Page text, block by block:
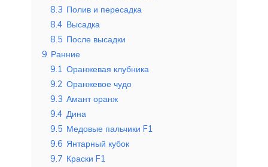
8.3 Полив и пересадка
8.4 Высадка
8.5 После высадки
9 Ранние
9.1 Оранжевая клубника
9.2 Оранжевое чудо
9.3 Амант оранж
9.4 Дина
9.5 Медовые пальчики F1
9.6 Янтарный кубок
9.7 Краски F1